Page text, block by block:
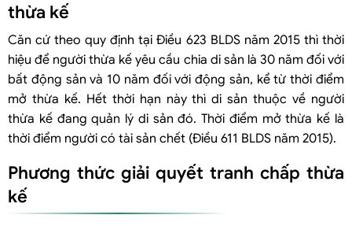
thừa kế
Căn cứ theo quy định tại Điều 623 BLDS năm 2015 thì thời
hiệu để người thừa kế yêu cầu chia di sản là 30 năm đối với
bất động sản và 10 năm đối với động sản, kể từ thời điểm
mở thừa kế. Hết thời hạn này thì di sản thuộc về người
thừa kế đang quản lý di sản đó. Thời điểm mở thừa kế là
thời điểm người có tài sản chết (Điều 611 BLDS năm 2015).
Phương thức giải quyết tranh chấp thừa
kế